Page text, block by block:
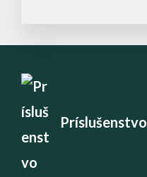
Príslušenstvo